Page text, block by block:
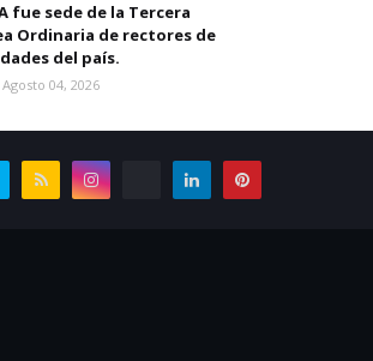
fue sede de la Tercera
Ordinaria de rectores de
del país.
04, 2026